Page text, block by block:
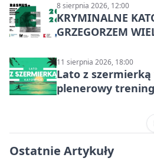
8 sierpnia 2026, 12:00
KRYMINALNE
GRZEGORZEM
11 sierpnia 2026, 18:00
Lato z
plenerowy
Ostatnie Artykuły